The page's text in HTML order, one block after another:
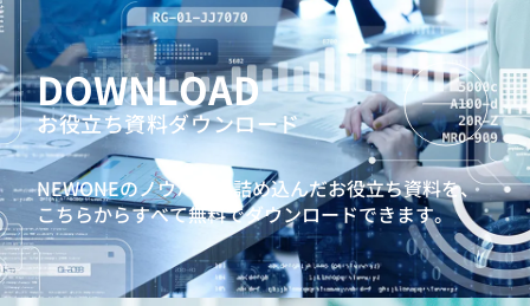
DOWNLOAD
お役立ち資料ダウンロード
NEWONEのノウハウを詰め込んだお役立ち資料を、
こちらからすべて無料でダウンロードできます。